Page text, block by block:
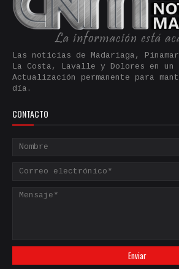
Las noticias de Madariaga,
La Costa, Lavalle y Dolores en
Actualización permanente para
día.
CONTACTO